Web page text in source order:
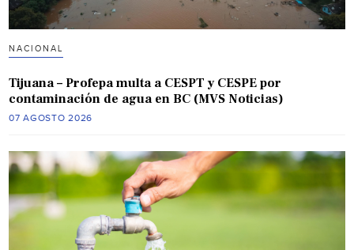
NACIONAL
Tijuana – Profepa multa a CESPT y CESPE por
contaminación de agua en BC (MVS Noticias)
07 AGOSTO 2026